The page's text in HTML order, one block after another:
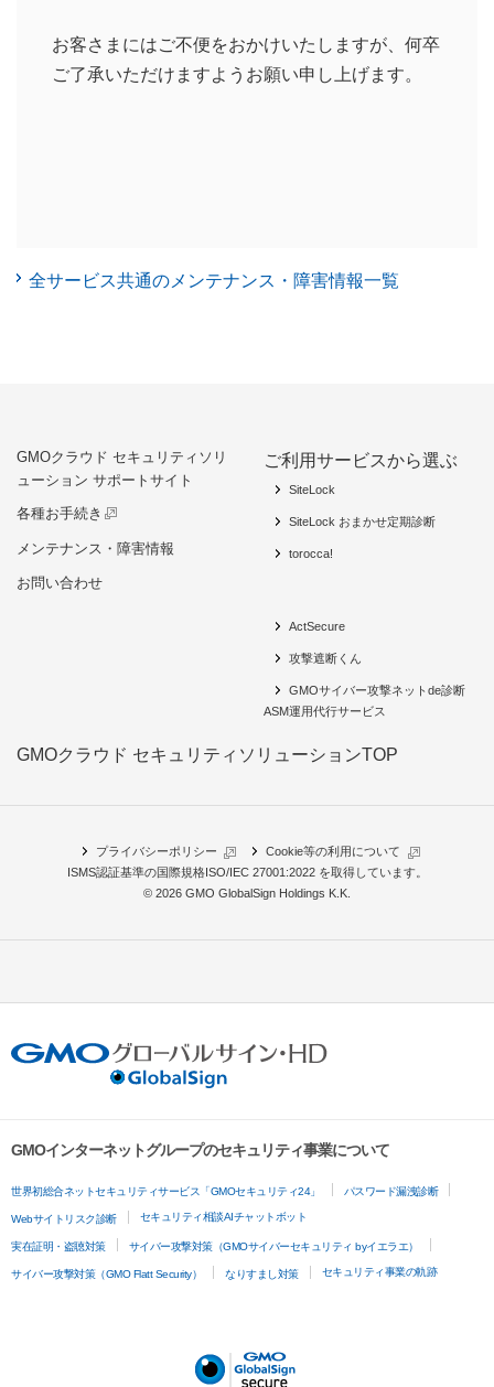
お客さまにはご不便をおかけいたしますが、何卒
ご了承いただけますようお願い申し上げます。
全サービス共通のメンテナンス・障害情報一覧
GMOクラウド セキュリティソリ
ューション サポートサイト
各種お手続き
メンテナンス・障害情報
お問い合わせ
ご利用サービスから選ぶ
SiteLock
SiteLock おまかせ定期診断
torocca!
ActSecure
攻撃遮断くん
GMOサイバー攻撃ネットde診断
ASM運用代行サービス
GMOクラウド セキュリティソリューションTOP
プライバシーポリシー
Cookie等の利用について
ISMS認証基準の国際規格ISO/IEC 27001:2022 を取得しています。
© 2026 GMO GlobalSign Holdings K.K.
GMOインターネットグループのセキュリティ事業について
世界初総合ネットセキュリティサービス「GMOセキュリティ24」 パスワード漏洩診断
Webサイトリスク診断 セキュリティ相談AIチャットボット
実在証明・盗聴対策 サイバー攻撃対策（GMOサイバーセキュリティ byイエラエ）
サイバー攻撃対策（GMO Flatt Security） なりすまし対策 セキュリティ事業の軌跡